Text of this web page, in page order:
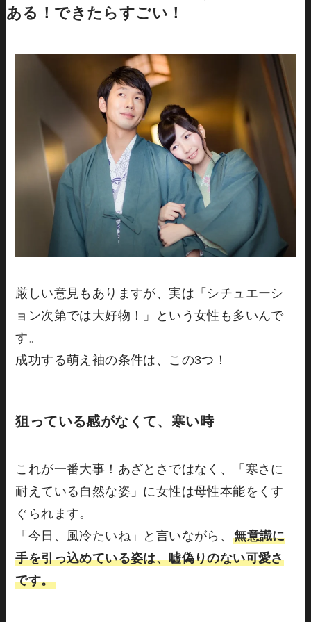
ある！できたらすごい！
厳しい意見もありますが、実は「シチュエーシ
ョン次第では大好物！」という女性も多いんで
す。
成功する萌え袖の条件は、この3つ！
狙っている感がなくて、寒い時
これが一番大事！あざとさではなく、「寒さに
耐えている自然な姿」に女性は母性本能をくす
ぐられます。
「今日、風冷たいね」と言いながら、無意識に
手を引っ込めている姿は、嘘偽りのない可愛さ
です。